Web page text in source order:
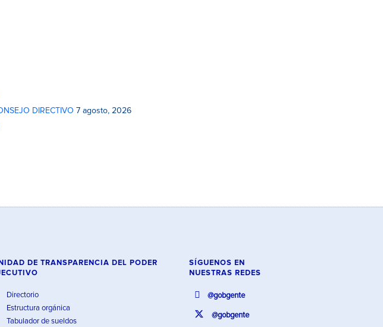
DIRECTIVO 7 agosto, 2026
DE TRANSPARENCIA DEL PODER
Directorio
Estructura orgánica
Tabulador de sueldos
SÍGUENOS EN
NUESTRAS REDES
@gobgente
@gobgente